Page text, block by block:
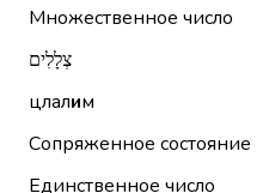
Множественное число
צְלָלִים
цлалим
Сопряженное состояние
Единственное число